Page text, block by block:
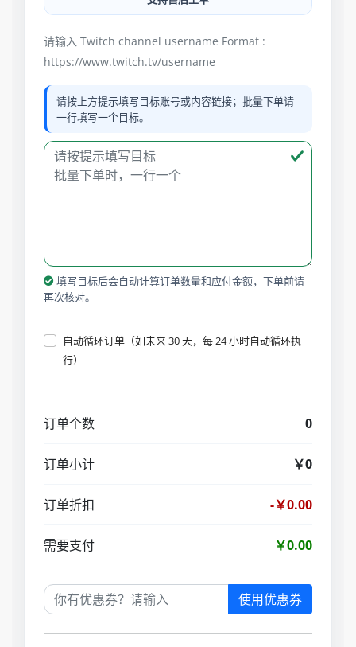
请输入 Twitch channel username Format :
https://www.twitch.tv/username
请按上方提示填写目标账号或内容链接；批量下单请
一行填写一个目标。
填写目标后会自动计算订单数量和应付金额，下单前请
再次核对。
自动循环订单（如未来 30 天，每 24 小时自动循环执
行）
订单个数 0
订单小计 ￥0
订单折扣 -￥0.00
需要支付 ￥0.00
使用优惠券